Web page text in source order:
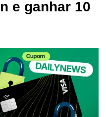
e ganhar 10